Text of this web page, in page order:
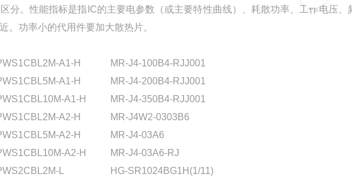
分。性能指标是指IC的主要电参数（或主要特性曲线）、耗散功率、工作电压、
。功率小的代用件要加大散热片。
A1-H
MR-J4-100B4-RJJ001
A1-H
MR-J4-200B4-RJJ001
A1-H
MR-J4-350B4-RJJ001
A2-H
MR-J4W2-0303B6
A2-H
MR-J4-03A6
A2-H
MR-J4-03A6-RJ
L
HG-SR1024BG1H(1/11)